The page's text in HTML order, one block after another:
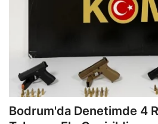
İletişim
Asayiş
Çevre
Bodrum'da Denetimde 4